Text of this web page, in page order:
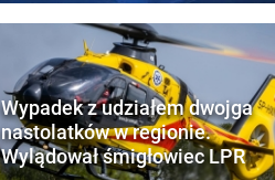
Wypadek z udziałem dwojga
nastolatków w regionie.
Wylądował śmigłowiec LPR